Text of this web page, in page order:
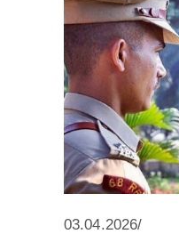
03.04.2026/